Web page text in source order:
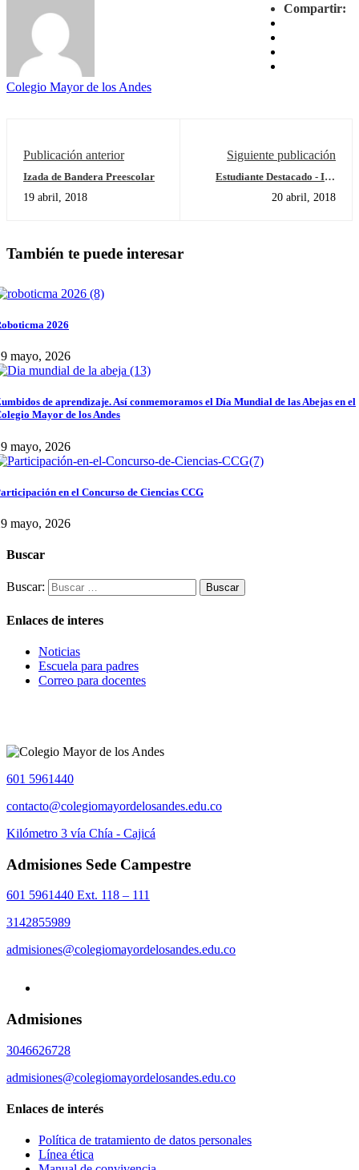
Compartir:
Colegio Mayor de los Andes
Publicación anterior
Izada de Bandera Preescolar
19 abril, 2018
Siguiente publicación
Estudiante Destacado - Ian
20 abril, 2018
También te puede interesar
2026
mayo, 2026
de aprendizaje. Así conmemoramos el Día Mundial de las Abejas en el
Mayor de los Andes
mayo, 2026
en el Concurso de Ciencias CCG
mayo, 2026
Buscar
Buscar:
Enlaces de interes
Noticias
Escuela para padres
Correo para docentes
601 5961440
contacto@colegiomayordelosandes.edu.co
Kilómetro 3 vía Chía - Cajicá
Admisiones Sede Campestre
601 5961440 Ext. 118 – 111
3142855989
admisiones@colegiomayordelosandes.edu.co
Admisiones
3046626728
admisiones@colegiomayordelosandes.edu.co
Enlaces de interés
Política de tratamiento de datos personales
Línea ética